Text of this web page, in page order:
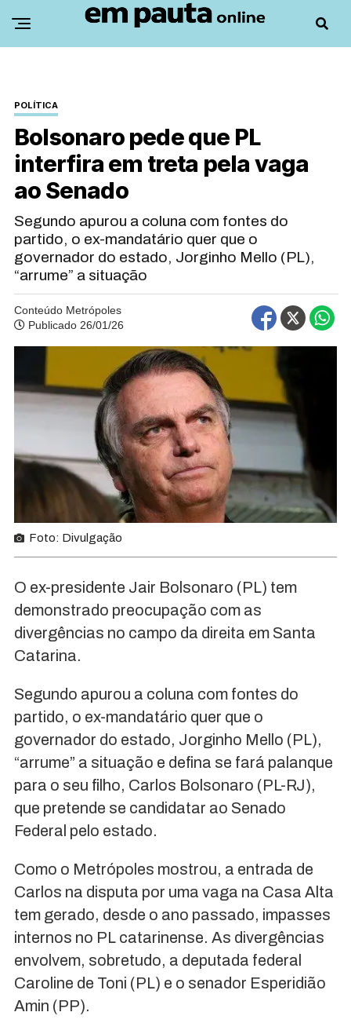
POLÍTICA
Bolsonaro pede que PL
interfira em treta pela vaga
ao Senado
Segundo apurou a coluna com fontes do
partido, o ex-mandatário quer que o
governador do estado, Jorginho Mello (PL),
“arrume” a situação
Conteúdo Metrópoles
Publicado 26/01/26
Foto: Divulgação
O ex-presidente Jair Bolsonaro (PL) tem
demonstrado preocupação com as
divergências no campo da direita em Santa
Catarina.
Segundo apurou a coluna com fontes do
partido, o ex-mandatário quer que o
governador do estado, Jorginho Mello (PL),
“arrume” a situação e defina se fará palanque
para o seu filho, Carlos Bolsonaro (PL-RJ),
que pretende se candidatar ao Senado
Federal pelo estado.
Como o Metrópoles mostrou, a entrada de
Carlos na disputa por uma vaga na Casa Alta
tem gerado, desde o ano passado, impasses
internos no PL catarinense. As divergências
envolvem, sobretudo, a deputada federal
Caroline de Toni (PL) e o senador Esperidião
Amin (PP).